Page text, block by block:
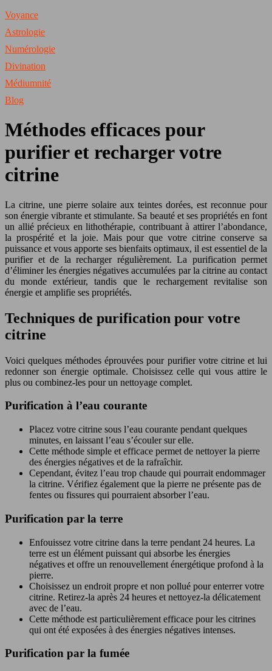
Voyance
Astrologie
Numérologie
Divination
Médiumnité
Blog
Méthodes efficaces pour
purifier et recharger votre
citrine
La citrine, une pierre solaire aux teintes dorées, est reconnue pour
son énergie vibrante et stimulante. Sa beauté et ses propriétés en font
un allié précieux en lithothérapie, contribuant à attirer l’abondance,
la prospérité et la joie. Mais pour que votre citrine conserve sa
puissance et vous apporte ses bienfaits optimaux, il est essentiel de la
purifier et de la recharger régulièrement. La purification permet
d’éliminer les énergies négatives accumulées par la citrine au contact
du monde extérieur, tandis que le rechargement revitalise son
énergie et amplifie ses propriétés.
Techniques de purification pour votre
citrine
Voici quelques méthodes éprouvées pour purifier votre citrine et lui
redonner son énergie optimale. Choisissez celle qui vous attire le
plus ou combinez-les pour un nettoyage complet.
Purification à l’eau courante
Placez votre citrine sous l’eau courante pendant quelques
minutes, en laissant l’eau s’écouler sur elle.
Cette méthode simple et efficace permet de nettoyer la pierre
des énergies négatives et de la rafraîchir.
Cependant, évitez l’eau trop chaude qui pourrait endommager
la citrine. Vérifiez également que la pierre ne présente pas de
fentes ou fissures qui pourraient absorber l’eau.
Purification par la terre
Enfouissez votre citrine dans la terre pendant 24 heures. La
terre est un élément puissant qui absorbe les énergies
négatives et offre un renouvellement énergétique profond à la
pierre.
Choisissez un endroit propre et non pollué pour enterrer votre
citrine. Retirez-la après 24 heures et nettoyez-la délicatement
avec de l’eau.
Cette méthode est particulièrement efficace pour les citrines
qui ont été exposées à des énergies négatives intenses.
Purification par la fumée